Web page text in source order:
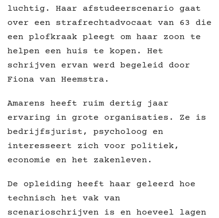
luchtig. Haar afstudeerscenario gaat
over een strafrechtadvocaat van 63 die
een plofkraak pleegt om haar zoon te
helpen een huis te kopen. Het
schrijven ervan werd begeleid door
Fiona van Heemstra.
Amarens heeft ruim dertig jaar
ervaring in grote organisaties. Ze is
bedrijfsjurist, psycholoog en
interesseert zich voor politiek,
economie en het zakenleven.
De opleiding heeft haar geleerd hoe
technisch het vak van
scenarioschrijven is en hoeveel lagen